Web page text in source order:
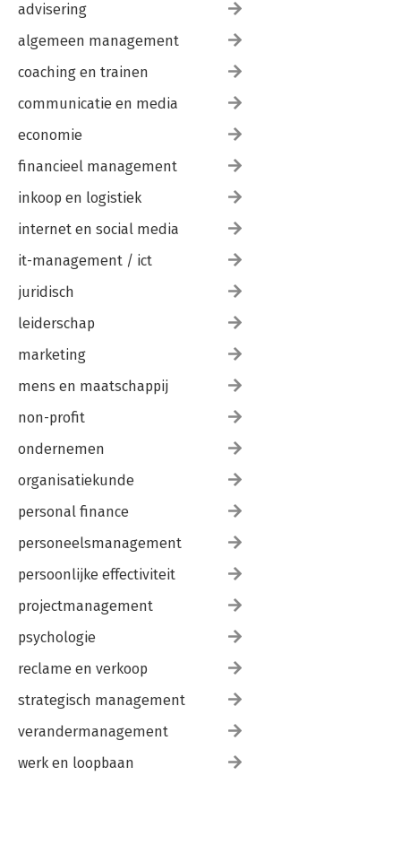
advisering
algemeen management
coaching en trainen
communicatie en media
economie
financieel management
inkoop en logistiek
internet en social media
it-management / ict
juridisch
leiderschap
marketing
mens en maatschappij
non-profit
ondernemen
organisatiekunde
personal finance
personeelsmanagement
persoonlijke effectiviteit
projectmanagement
psychologie
reclame en verkoop
strategisch management
verandermanagement
werk en loopbaan